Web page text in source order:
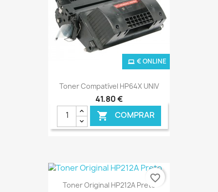
Toner Compatível HP64X UNIV
41,80 €
 COMPRAR
€ ONLINE
Toner Original HP212A Preto
favorite_border